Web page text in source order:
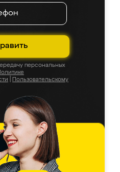
персональных
Пользовательскому